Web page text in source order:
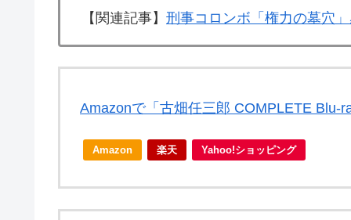
【関連記事】 刑事コロンボ「権力の墓穴
Amazonで「古畑任三郎 COMPLETE Blu-
Amazon 楽天 Yahoo!ショッピング